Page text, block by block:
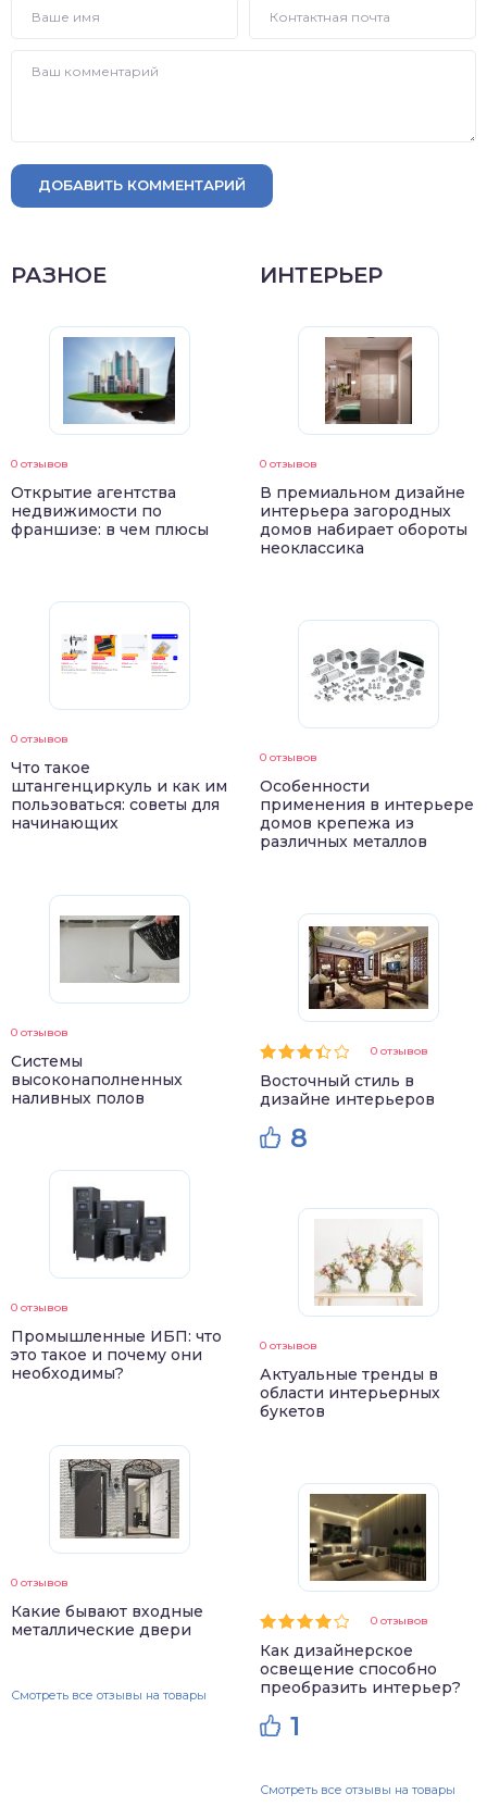
ДОБАВИТЬ КОММЕНТАРИЙ
РАЗНОЕ
0 отзывов
Открытие агентства
недвижимости по
франшизе: в чем плюсы
0 отзывов
Что такое
штангенциркуль и как им
пользоваться: советы для
начинающих
0 отзывов
Системы
высоконаполненных
наливных полов
0 отзывов
Промышленные ИБП: что
это такое и почему они
необходимы?
0 отзывов
Какие бывают входные
металлические двери
Смотреть все отзывы на товары
ИНТЕРЬЕР
0 отзывов
В премиальном дизайне
интерьера загородных
домов набирает обороты
неоклассика
0 отзывов
Особенности
применения в интерьере
домов крепежа из
различных металлов
0 отзывов
Восточный стиль в
дизайне интерьеров
8
0 отзывов
Актуальные тренды в
области интерьерных
букетов
0 отзывов
Как дизайнерское
освещение способно
преобразить интерьер?
1
Смотреть все отзывы на товары